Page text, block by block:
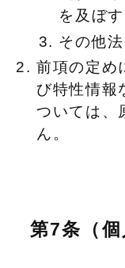
を及ぼ
その他
前項の定め
び特性情報
ついては、
ん。
第7条（